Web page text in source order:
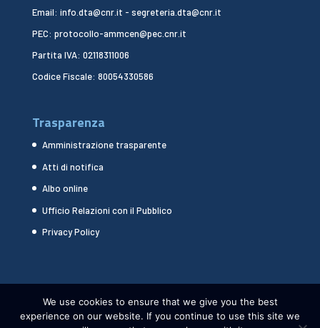
Email: info.dta@cnr.it - segreteria.dta@cnr.it
PEC: protocollo-ammcen@pec.cnr.it
Partita IVA: 02118311006
Codice Fiscale: 80054330586
Trasparenza
Amministrazione trasparente
Atti di notifica
Albo online
Ufficio Relazioni con il Pubblico
Privacy Policy
We use cookies to ensure that we give you the best
experience on our website. If you continue to use this site we